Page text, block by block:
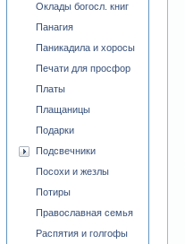
Оклады богосл. книг
Панагия
Паникадила и хоросы
Печати для просфор
Платы
Плащаницы
Подарки
Подсвечники
Посохи и жезлы
Потиры
Православная семья
Распятия и голгофы